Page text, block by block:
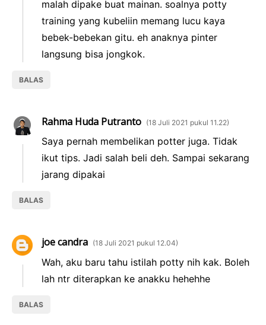
malah dipake buat mainan. soalnya potty
training yang kubeliin memang lucu kaya
bebek-bebekan gitu. eh anaknya pinter
langsung bisa jongkok.
BALAS
Rahma Huda Putranto 18 Juli 2021 pukul 11.22
Saya pernah membelikan potter juga. Tidak
ikut tips. Jadi salah beli deh. Sampai sekarang
jarang dipakai
BALAS
joe candra 18 Juli 2021 pukul 12.04
Wah, aku baru tahu istilah potty nih kak. Boleh
lah ntr diterapkan ke anakku hehehhe
BALAS